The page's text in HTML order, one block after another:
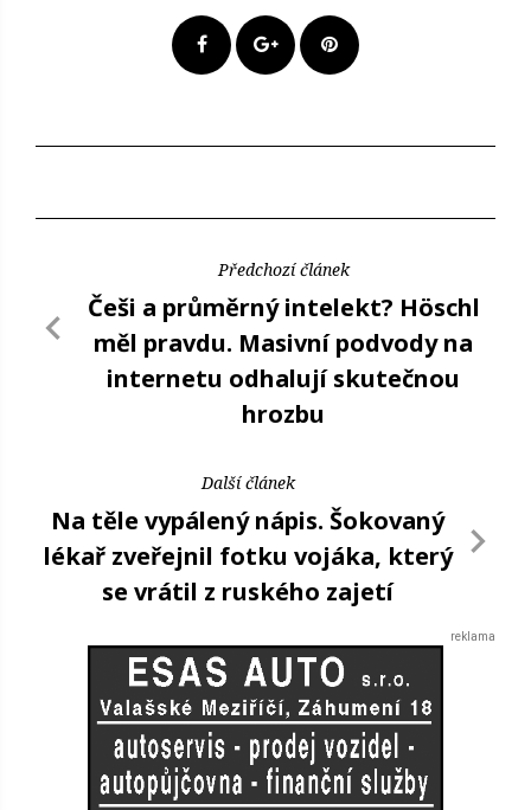
Předchozí článek
Češi a průměrný intelekt? Höschl
měl pravdu. Masivní podvody na
internetu odhalují skutečnou
hrozbu
Další článek
Na těle vypálený nápis. Šokovaný
lékař zveřejnil fotku vojáka, který
se vrátil z ruského zajetí